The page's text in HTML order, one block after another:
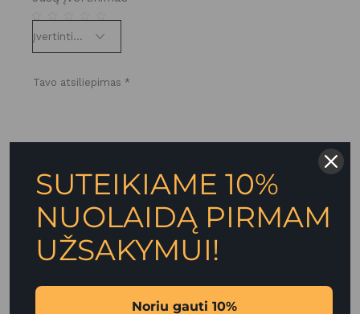
Noriu savo interneto naršyklėje išsaugoti vardą,
SUTEIKIAME 10%
NUOLAIDĄ PIRMAM
UŽSAKYMUI!
Noriu gauti 10%